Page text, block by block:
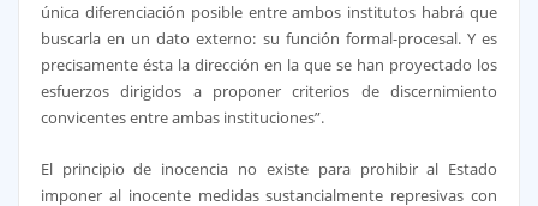
única diferenciación posible entre ambos institutos habrá que
buscarla en un dato externo: su función formal-procesal. Y es
precisamente ésta la dirección en la que se han proyectado los
esfuerzos dirigidos a proponer criterios de discernimiento
convicentes entre ambas instituciones”.
El principio de inocencia no existe para prohibir al Estado
imponer al inocente medidas sustancialmente represivas con